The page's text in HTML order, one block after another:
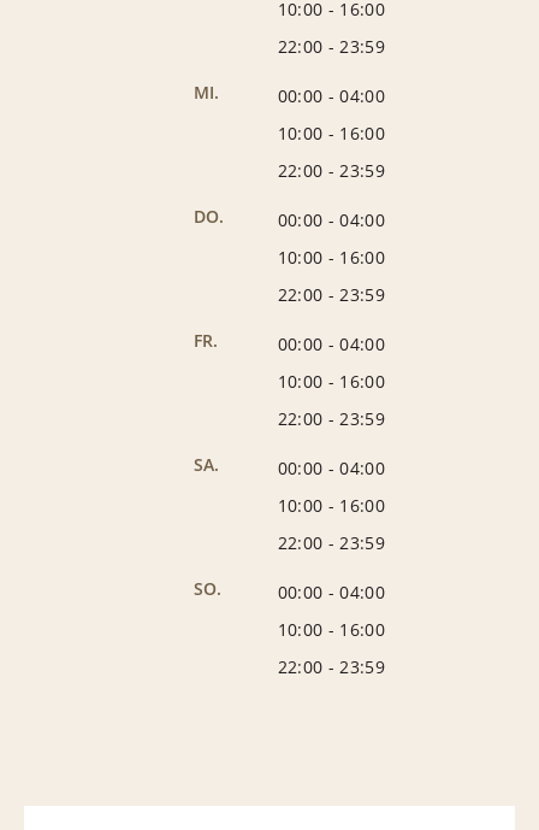
10:00 - 16:00
22:00 - 23:59
MI.
00:00 -04:00
10:00 - 16:00
22:00 - 23:59
DO.
00:00 -04:00
10:00 - 16:00
22:00 - 23:59
FR.
00:00 -04:00
10:00 - 16:00
22:00 - 23:59
SA.
00:00 -04:00
10:00 - 16:00
22:00 - 23:59
SO.
00:00 -04:00
10:00 - 16:00
22:00 - 23:59